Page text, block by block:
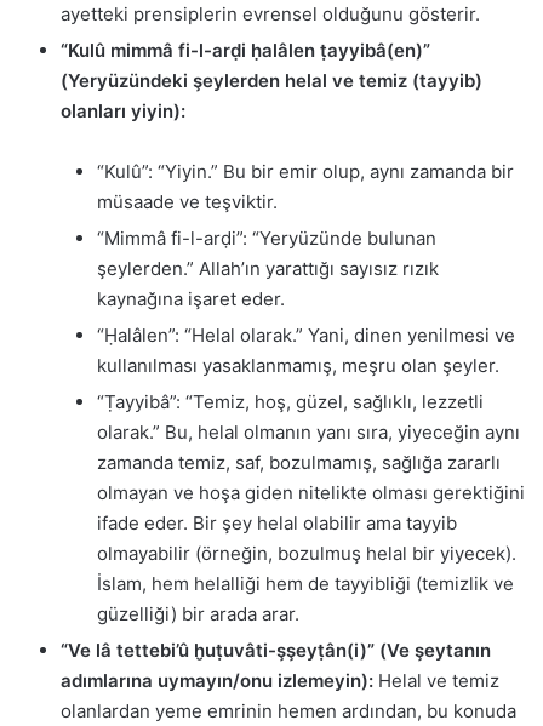
ayetteki prensiplerin evrensel olduğunu gösterir.
“Kulû mimmâ fi-l-arḍi ḥalâlen ṭayyibâ(en)”
(Yeryüzündeki şeylerden helal ve temiz (tayyib)
olanları yiyin):
“Kulû”: “Yiyin.” Bu bir emir olup, aynı zamanda bir
müsaade ve teşviktir.
“Mimmâ fi-l-arḍi”: “Yeryüzünde bulunan
şeylerden.” Allah’ın yarattığı sayısız rızık
kaynağına işaret eder.
“Ḥalâlen”: “Helal olarak.” Yani, dinen yenilmesi ve
kullanılması yasaklanmamış, meşru olan şeyler.
“Ṭayyibâ”: “Temiz, hoş, güzel, sağlıklı, lezzetli
olarak.” Bu, helal olmanın yanı sıra, yiyeceğin aynı
zamanda temiz, saf, bozulmamış, sağlığa zararlı
olmayan ve hoşa giden nitelikte olması gerektiğini
ifade eder. Bir şey helal olabilir ama tayyib
olmayabilir (örneğin, bozulmuş helal bir yiyecek).
İslam, hem helalliği hem de tayyibliği (temizlik ve
güzelliği) bir arada arar.
“Ve lâ tettebi’û ḫuṭuvâti-şşeyṭân(i)” (Ve şeytanın
adımlarına uymayın/onu izlemeyin): Helal ve temiz
olanlardan yeme emrinin hemen ardından, bu konuda